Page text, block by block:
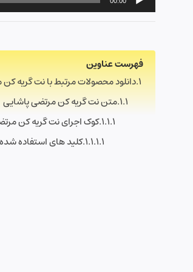
فهرست عناوین
دانلود محصولات مرتبط با نت گریه
متن نت گریه کن مرتضی پاشایی
کوک اجرای نت گریه کن
کلید های استفاده